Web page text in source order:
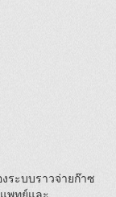
ระบบราวจ่ายก๊าซ
พทย์และ